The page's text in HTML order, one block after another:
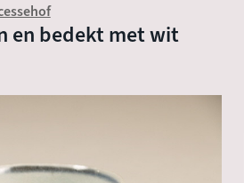
en bedekt met wit